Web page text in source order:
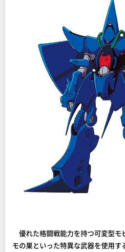
優れた格闘戦能力を持つ可変型モ
モの巣といった特異な武器を使用す